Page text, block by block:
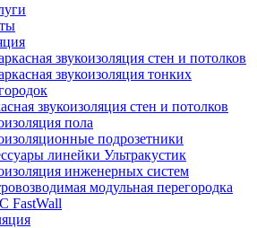
звукоизоляция стен и потолков
звукоизоляция тонких
звукоизоляция стен и потолков
пола
подрозетники
линейки Ультракустик
инженерных систем
модульная перегородка
FastWall